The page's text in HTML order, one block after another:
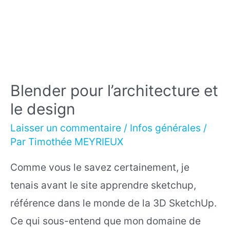
Blender pour l’architecture et
le design
Laisser un commentaire / Infos générales /
Par Timothée MEYRIEUX
Comme vous le savez certainement, je
tenais avant le site apprendre sketchup,
référence dans le monde de la 3D SketchUp.
Ce qui sous-entend que mon domaine de